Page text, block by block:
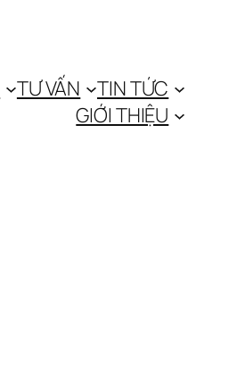
TƯ VẤN
TIN TỨC
GIỚI THIỆU